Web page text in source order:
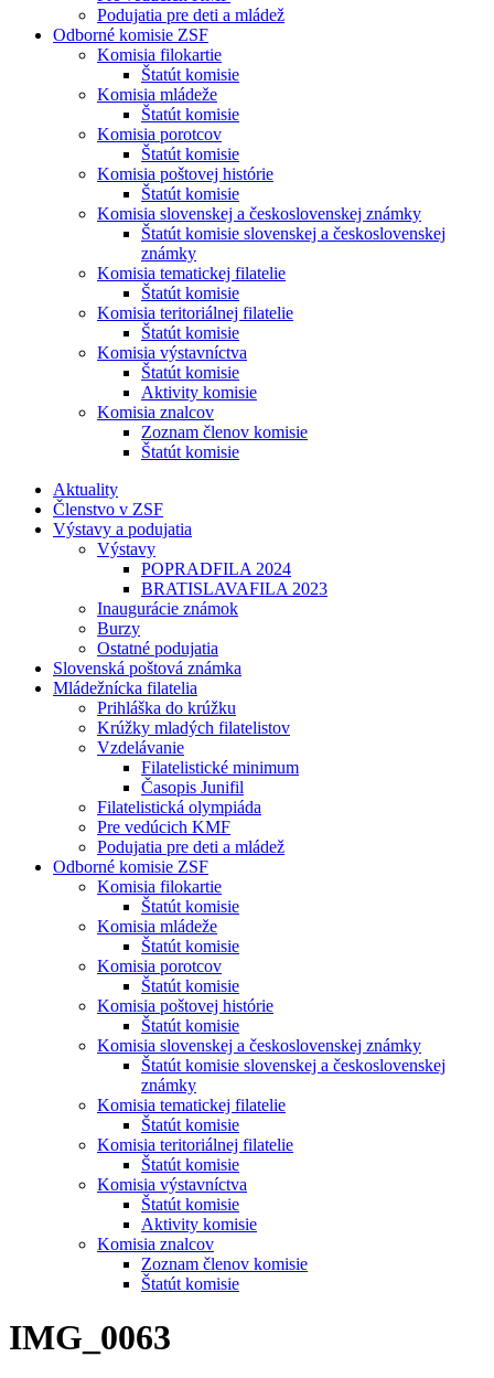
Podujatia pre deti a mládež
Odborné komisie ZSF
Komisia filokartie
Štatút komisie
Komisia mládeže
Štatút komisie
Komisia porotcov
Štatút komisie
Komisia poštovej histórie
Štatút komisie
Komisia slovenskej a československej známky
Štatút komisie slovenskej a československej
známky
Komisia tematickej filatelie
Štatút komisie
Komisia teritoriálnej filatelie
Štatút komisie
Komisia výstavníctva
Štatút komisie
Aktivity komisie
Komisia znalcov
Zoznam členov komisie
Štatút komisie
Aktuality
Členstvo v ZSF
Výstavy a podujatia
Výstavy
POPRADFILA 2024
BRATISLAVAFILA 2023
Inaugurácie známok
Burzy
Ostatné podujatia
Slovenská poštová známka
Mládežnícka filatelia
Prihláška do krúžku
Krúžky mladých filatelistov
Vzdelávanie
Filatelistické minimum
Časopis Junifil
Filatelistická olympiáda
Pre vedúcich KMF
Podujatia pre deti a mládež
Odborné komisie ZSF
Komisia filokartie
Štatút komisie
Komisia mládeže
Štatút komisie
Komisia porotcov
Štatút komisie
Komisia poštovej histórie
Štatút komisie
Komisia slovenskej a československej známky
Štatút komisie slovenskej a československej
známky
Komisia tematickej filatelie
Štatút komisie
Komisia teritoriálnej filatelie
Štatút komisie
Komisia výstavníctva
Štatút komisie
Aktivity komisie
Komisia znalcov
Zoznam členov komisie
Štatút komisie
IMG_0063